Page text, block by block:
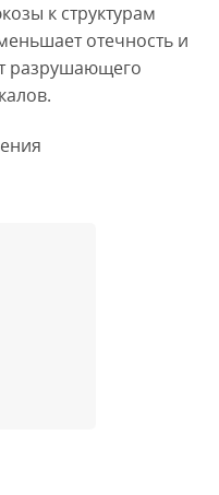
к структурам
отечность и
разрушающего